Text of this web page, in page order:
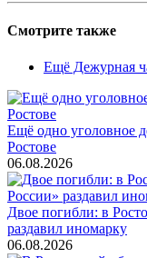
Смотрите также
Ещё Дежурная
Ещё одно уголовное
Ростове
06.08.2026
Двое погибли: в
раздавил иномарку
06.08.2026